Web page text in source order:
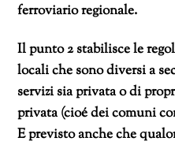
ferroviario regionale.
Il punto 2 stabilisce le
locali che sono diversi a
servizi sia privata o di
privata (cioé dei comuni
E previsto anche che